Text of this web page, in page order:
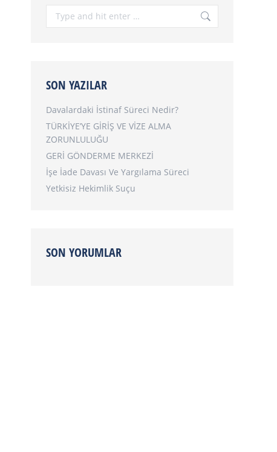
Search:
SON YAZILAR
Davalardaki İstinaf Süreci Nedir?
TÜRKİYE’YE GİRİŞ VE VİZE ALMA
ZORUNLULUĞU
GERİ GÖNDERME MERKEZİ
İşe İade Davası Ve Yargılama Süreci
Yetkisiz Hekimlik Suçu
SON YORUMLAR